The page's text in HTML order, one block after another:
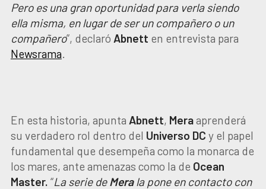
Pero es una gran oportunidad para verla siendo
ella misma, en lugar de ser un compañero o un
compañero”, declaró Abnett en entrevista para
Newsrama.
En esta historia, apunta Abnett, Meraaprenderá
su verdadero rol dentro del Universo DC y el papel
fundamental que desempeña como la monarca de
los mares, ante amenazas como la de Ocean
Master. “La serie deMerala pone en contacto con